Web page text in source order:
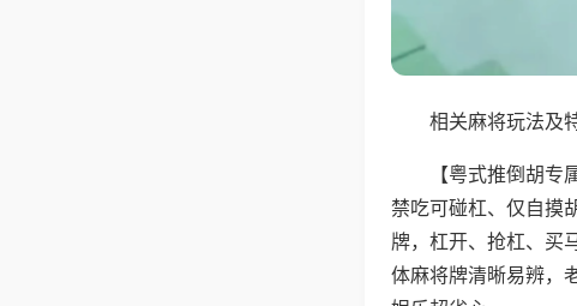
相关麻将玩法及
【粤式推倒胡
禁吃可碰杠、仅自摸
牌，杠开、抢杠、买
体麻将牌清晰易辨，